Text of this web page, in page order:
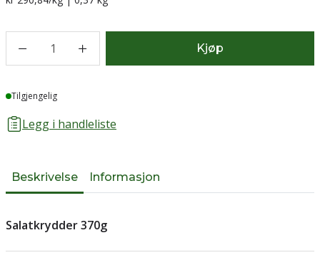
1 Kjøp
Lager
Tilgjengelig
Legg i handleliste
Beskrivelse Informasjon
Salatkrydder 370g